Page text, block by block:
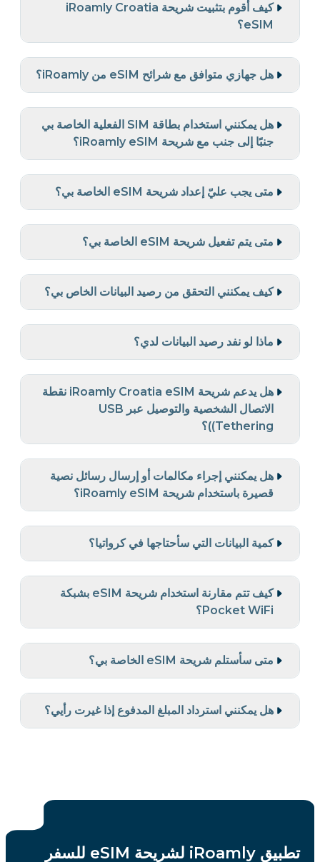
كيف أقوم بتثبيت شريحة iRoamly Croatia
eSIM؟
هل جهازي متوافق مع شرائح eSIM من iRoamly؟
هل يمكنني استخدام بطاقة SIM الفعلية الخاصة بي
جنبًا إلى جنب مع شريحة iRoamly eSIM؟
متى يجب عليّ إعداد شريحة eSIM الخاصة بي؟
متى يتم تفعيل شريحة eSIM الخاصة بي؟
كيف يمكنني التحقق من رصيد البيانات الخاص بي؟
ماذا لو نفد رصيد البيانات لدي؟
هل يدعم شريحة iRoamly Croatia eSIM نقطة
الاتصال الشخصية والتوصيل عبر USB
(Tethering)؟
هل يمكنني إجراء مكالمات أو إرسال رسائل نصية
قصيرة باستخدام شريحة iRoamly eSIM؟
كمية البيانات التي سأحتاجها في كرواتيا؟
كيف تتم مقارنة استخدام شريحة eSIM بشبكة
Pocket WiFi؟
متى سأستلم شريحة eSIM الخاصة بي؟
هل يمكنني استرداد المبلغ المدفوع إذا غيرت رأيي؟
تطبيق iRoamly لشريحة eSIM للسفر